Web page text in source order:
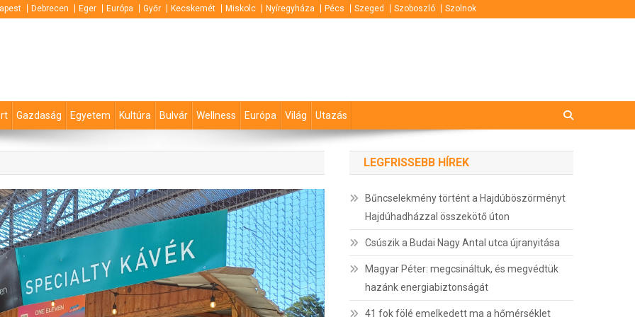
Debrecen Eger Európa Győr Kecskemét Miskolc Nyíregyháza Pécs Szeged Szoboszló Szolnok
Gazdaság Egyetem Kultúra Bulvár Wellness Európa Világ Utazás
LEGFRISSEBB HÍREK
Bűncselekmény történt a Hajdúböszörményt
Hajdúhadházzal összekötő úton
Csúszik a Budai Nagy Antal utca újranyitása
Magyar Péter: megcsináltuk, és megvédtük
hazánk energiabiztonságát
41 fok fölé emelkedett ma a hőmérséklet